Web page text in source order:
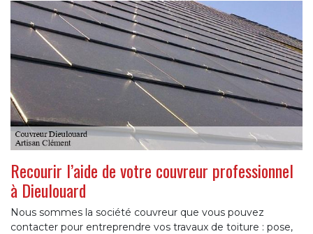
Recourir l’aide de votre couvreur professionnel
à Dieulouard
Nous sommes la société couvreur que vous pouvez
contacter pour entreprendre vos travaux de toiture : pose,